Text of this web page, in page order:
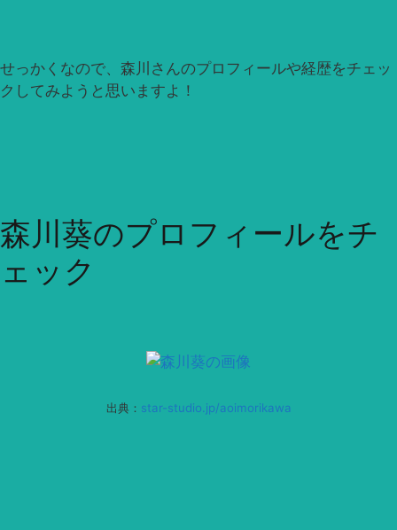
せっかくなので、森川さんのプロフィールや経歴をチェッ
クしてみようと思いますよ！
森川葵のプロフィールをチ
ェック
出典： star-studio.jp/aoimorikawa